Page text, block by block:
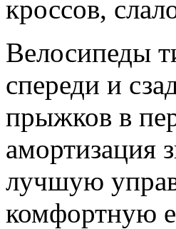
кроссов,
Велосипеды
спереди и
прыжков в
амортизация
лучшую
комфортную